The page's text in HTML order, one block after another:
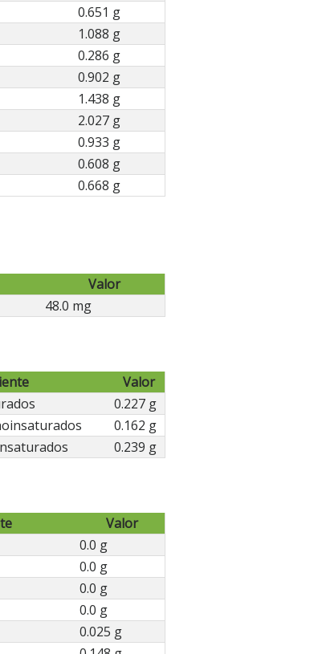
0.651 g
1.088 g
0.286 g
0.902 g
1.438 g
2.027 g
0.933 g
0.608 g
0.668 g
Valor
48.0 mg
Valor
0.227 g
0.162 g
0.239 g
Valor
0.0 g
0.0 g
0.0 g
0.0 g
0.025 g